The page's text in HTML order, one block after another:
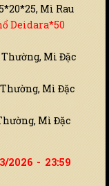
Mì Rau
Deidara*50
Mì Đặc
Mì Đặc
Mì Đặc
2026 - 23:59